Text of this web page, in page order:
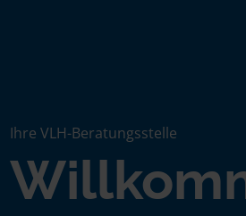
Ihre VLH-Beratungsstelle